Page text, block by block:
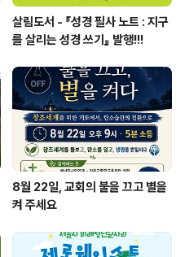
살림도서 - 『성경 필사 노트 : 지구
를 살리는 성경 쓰기』 발행!!!
8월 22일, 교회의 불을 끄고 별을
켜 주세요